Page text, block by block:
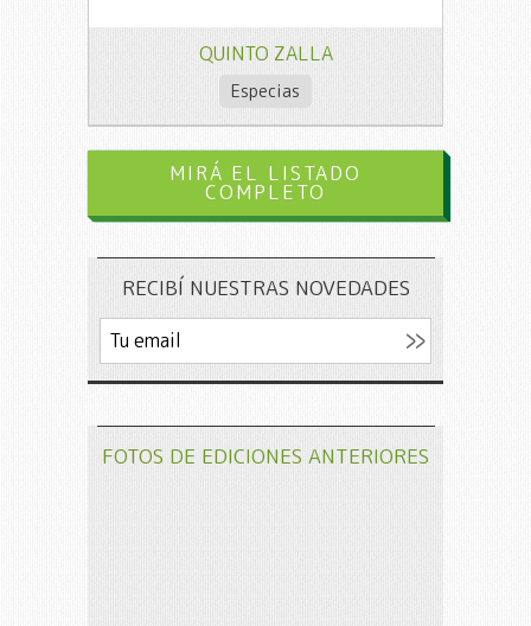
QUINTO ZALLA
Especias
MIRÁ EL LISTADO
COMPLETO
RECIBÍ NUESTRAS NOVEDADES
FOTOS DE EDICIONES ANTERIORES